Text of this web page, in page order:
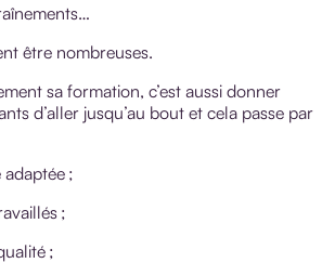
être nombreuses.
sa formation, c’est aussi donner
d’aller jusqu’au bout et cela passe par
;
;
;